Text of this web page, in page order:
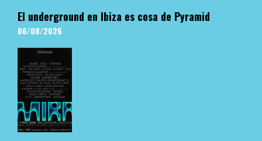
El underground en Ibiza es cosa de Pyramid
06/08/2026